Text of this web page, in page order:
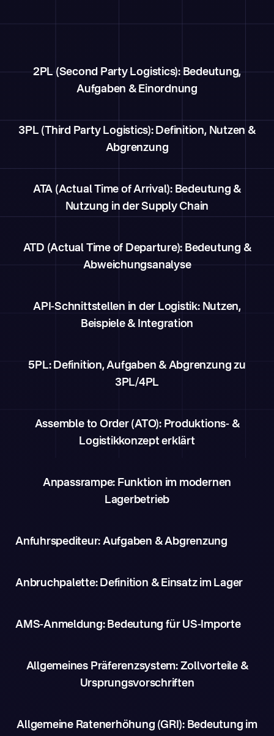
2PL (Second Party Logistics): Bedeutung,
Aufgaben & Einordnung
3PL (Third Party Logistics): Definition, Nutzen &
Abgrenzung
ATA (Actual Time of Arrival): Bedeutung &
Nutzung in der Supply Chain
ATD (Actual Time of Departure): Bedeutung &
Abweichungsanalyse
API-Schnittstellen in der Logistik: Nutzen,
Beispiele & Integration
5PL: Definition, Aufgaben & Abgrenzung zu
3PL/4PL
Assemble to Order (ATO): Produktions- &
Logistikkonzept erklärt
Anpassrampe: Funktion im modernen
Lagerbetrieb
Anfuhrspediteur: Aufgaben & Abgrenzung
Anbruchpalette: Definition & Einsatz im Lager
AMS-Anmeldung: Bedeutung für US-Importe
Allgemeines Präferenzsystem: Zollvorteile &
Ursprungsvorschriften
Allgemeine Ratenerhöhung (GRI): Bedeutung im